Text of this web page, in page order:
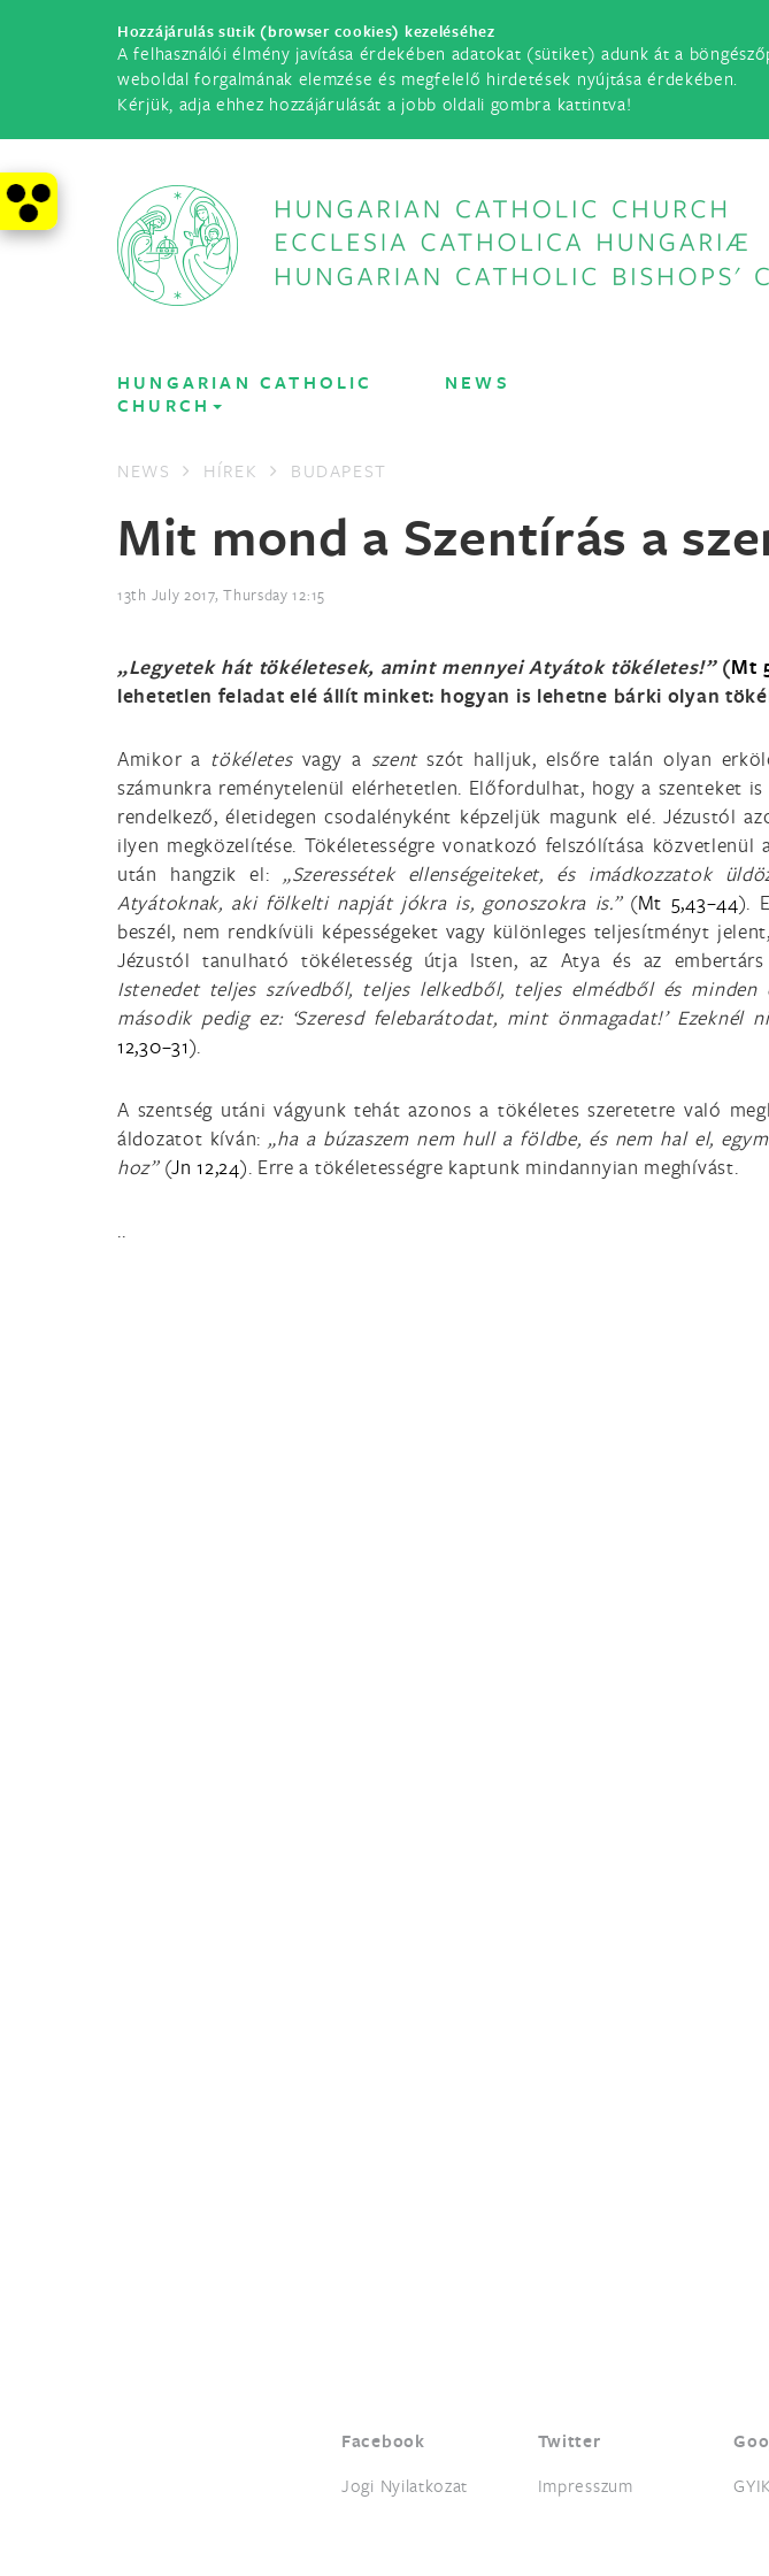
Hozzájárulás sütik (browser cookies) kezeléséhez
A felhasználói élmény javítása érdekében adatokat (sütiket) adunk át a
weboldal forgalmának elemzése és megfelelő hirdetések nyújtása érdekében.
Kérjük, adja ehhez hozzájárulását a jobb oldali gombra kattintva!
HUNGARIAN CATHOLIC
CHURCH
NEWS
NEWS HÍREK BUDAPEST
Mit mond a Szentírás a
13th July 2017, Thursday 12:15
„Legyetek hát tökéletesek, amint mennyei Atyátok tökéletes!”(Mt
lehetetlen feladat elé állít minket: hogyan is lehetne bárki olyan
Amikor a tökéletes vagy a szentszót halljuk, elsőre talán olyan
számunkra reménytelenül elérhetetlen. Előfordulhat, hogy a szenteket is
rendelkező, életidegen csodalényként képzeljük magunk elé. Jézustól
ilyen megközelítése. Tökéletességre vonatkozó felszólítása
után hangzik el: „Szeressétek ellenségeiteket, és imádkozzatok
Atyátoknak, aki fölkelti napját jókra is, gonoszokra is.” (Mt 5,43–44).
beszél, nem rendkívüli képességeket vagy különleges teljesítményt
Jézustól tanulható tökéletesség útja Isten, az Atya és az embertárs
Istenedet teljes szívedből, teljes lelkedből, teljes elmédből és minden
második pedig ez: ‘Szeresd felebarátodat, mint önmagadat!’ Ezeknél
12,30–31).
A szentség utáni vágyunk tehát azonos a tökéletes szeretetre való
áldozatot kíván: „ha a búzaszem nem hull a földbe, és nem hal el,
hoz”(Jn 12,24). Erre a tökéletességre kaptunk mindannyian meghívást.
..
Facebook Twitter
Jogi Nyilatkozat Impresszum GYIK